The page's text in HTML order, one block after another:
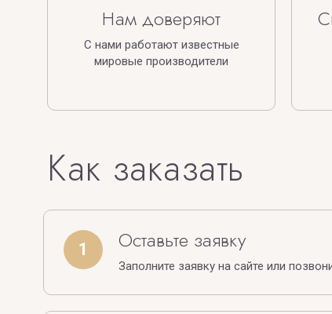
Нам доверяют
С нами работают известные
мировые производители
Как заказать
1 Оставьте заявку
Заполните заявку на сайте или